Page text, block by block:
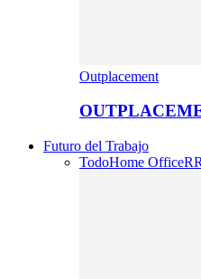
Outplacement
Futuro del Trabajo
TodoHome Office